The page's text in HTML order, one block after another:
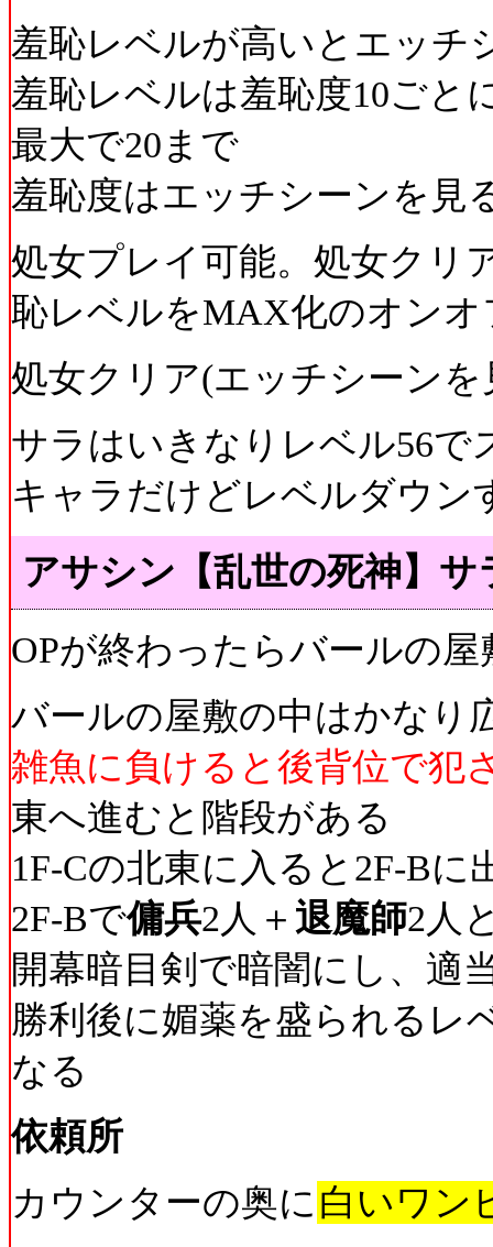
羞恥レベルが高いとエッチ
羞恥レベルは羞恥度10ごと
最大で20まで
羞恥度はエッチシーンを見
処女プレイ可能。処女クリ
恥レベルをMAX化のオンオ
処女クリア(エッチシーン
サラはいきなりレベル56で
キャラだけどレベルダウン
アサシン【乱世の死神】サ
OPが終わったらバールの屋
バールの屋敷の中はかなり
雑魚に負けると後背位で犯
東へ進むと階段がある
1F-Cの北東に入ると2F-Bに
2F-Bで傭兵2人＋ 退魔師2人
開幕暗目剣で暗闇にし、適
勝利後に媚薬を盛られるレ
なる
依頼所
カウンターの奥に 白いワン